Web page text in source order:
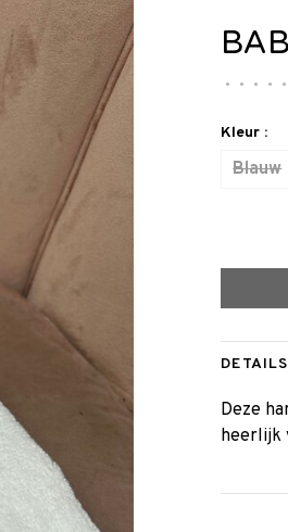
• • • • •
Kleur :
Blauw
DETAILS
Deze
heerlijk